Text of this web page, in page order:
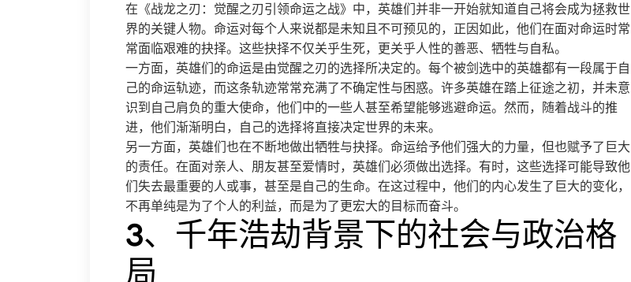
在《战龙之刃：觉醒之刃引领命运之战》中，英雄们并非一开始就知道自己将会成为拯救世
界的关键人物。命运对每个人来说都是未知且不可预见的，正因如此，他们在面对命运时常
常面临艰难的抉择。这些抉择不仅关乎生死，更关乎人性的善恶、牺牲与自私。
一方面，英雄们的命运是由觉醒之刃的选择所决定的。每个被剑选中的英雄都有一段属于自
己的命运轨迹，而这条轨迹常常充满了不确定性与困惑。许多英雄在踏上征途之初，并未意
识到自己肩负的重大使命，他们中的一些人甚至希望能够逃避命运。然而，随着战斗的推
进，他们渐渐明白，自己的选择将直接决定世界的未来。
另一方面，英雄们也在不断地做出牺牲与抉择。命运给予他们强大的力量，但也赋予了巨大
的责任。在面对亲人、朋友甚至爱情时，英雄们必须做出选择。有时，这些选择可能导致他
们失去最重要的人或事，甚至是自己的生命。在这过程中，他们的内心发生了巨大的变化，
不再单纯是为了个人的利益，而是为了更宏大的目标而奋斗。
3、千年浩劫背景下的社会与政治格
局